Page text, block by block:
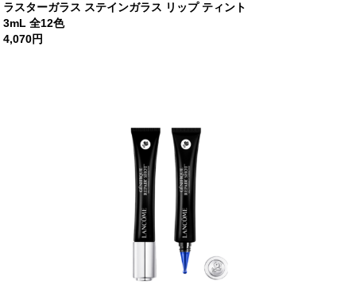
ラスターガラス ステインガラス リップ ティント
3mL 全12色
4,070円